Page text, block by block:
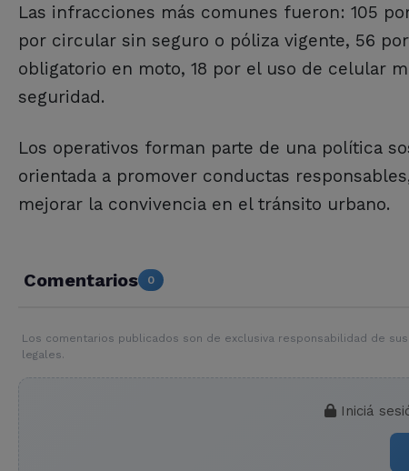
Las infracciones más comunes fueron: 105
por circular sin seguro o póliza vigente, 56
obligatorio en moto, 18 por el uso de celular
seguridad.
Los operativos forman parte de una política
orientada a promover conductas
mejorar la convivencia en el tránsito urbano.
Comentarios 0
Los comentarios publicados son de exclusiva responsabilidad de
legales.
Iniciá